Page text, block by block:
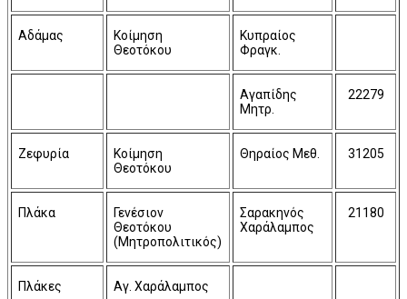
Αδάμας
Κοίμηση
Θεοτόκου
Κυπραίος
Φραγκ.
Αγαπίδης
Μητρ.
22279
Ζεφυρία
Κοίμηση
Θεοτόκου
Θηραίος Μεθ. 31205
Πλάκα
Γενέσιον
Θεοτόκου
(Μητροπολιτικός)
Σαρακηνός
Χαράλαμπος
21180
Πλάκες Αγ. Χαράλαμπος